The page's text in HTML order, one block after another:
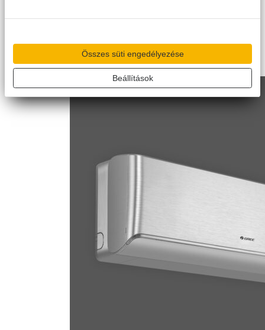
Összes süti engedélyezése
Beállítások
mesterséges intelligencia, kompresszor karter- és csepptálcafűtés,